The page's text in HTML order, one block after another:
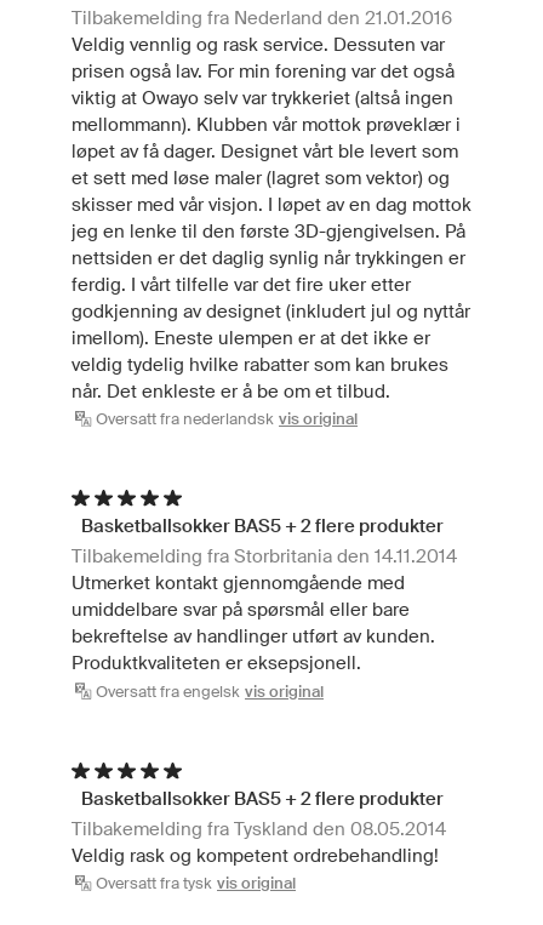
Tilbakemelding fra Nederland den 21.01.2016
Veldig vennlig og rask service. Dessuten var
prisen også lav. For min forening var det også
viktig at Owayo selv var trykkeriet (altså ingen
mellommann). Klubben vår mottok prøveklær i
løpet av få dager. Designet vårt ble levert som
et sett med løse maler (lagret som vektor) og
skisser med vår visjon. I løpet av en dag mottok
jeg en lenke til den første 3D-gjengivelsen. På
nettsiden er det daglig synlig når trykkingen er
ferdig. I vårt tilfelle var det fire uker etter
godkjenning av designet (inkludert jul og nyttår
imellom). Eneste ulempen er at det ikke er
veldig tydelig hvilke rabatter som kan brukes
når. Det enkleste er å be om et tilbud.
Oversatt fra nederlandsk vis original
Basketballsokker BAS5 + 2 flere produkter
Tilbakemelding fra Storbritania den 14.11.2014
Utmerket kontakt gjennomgående med
umiddelbare svar på spørsmål eller bare
bekreftelse av handlinger utført av kunden.
Produktkvaliteten er eksepsjonell.
Oversatt fra engelsk vis original
Basketballsokker BAS5 + 2 flere produkter
Tilbakemelding fra Tyskland den 08.05.2014
Veldig rask og kompetent ordrebehandling!
Oversatt fra tysk vis original